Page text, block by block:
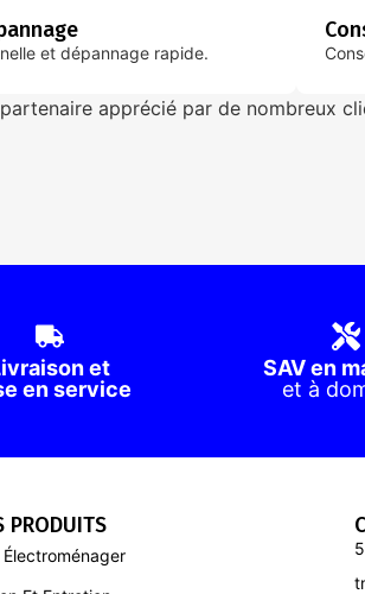
et dépannage rapide.
apprécié par de nombreux
et
en service
SAV en
et à
PRODUITS